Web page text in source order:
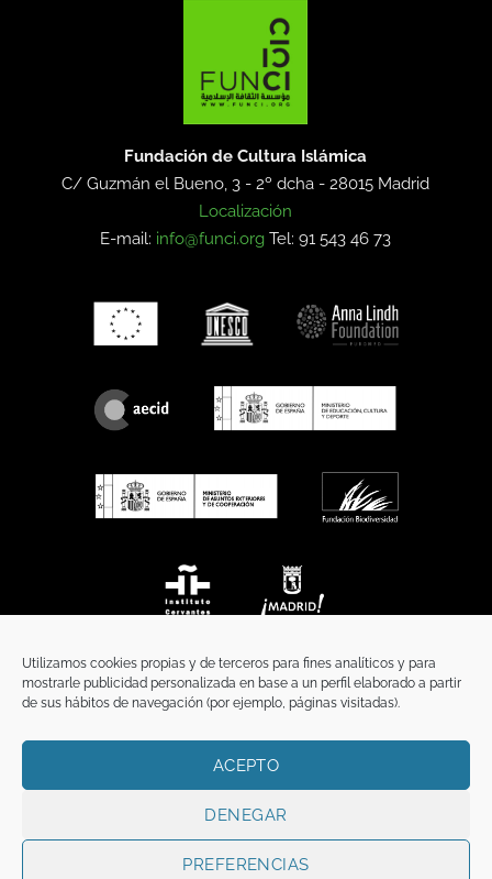
Utilizamos cookies propias y de terceros para fines analíticos y para
mostrarle publicidad personalizada en base a un perfil elaborado a partir
de sus hábitos de navegación (por ejemplo, páginas visitadas).
ACEPTO
DENEGAR
PREFERENCIAS
Fundación de Cultura Islámica
C/ Guzmán el Bueno, 3 - 2º dcha -28015 Madrid
Localización
E-mail: info@funci.org Tel: 91 543 46 73
TÉRMINOS Y CONDICIONES
Copyright 2026 ©FunciFUNCI es titular de los derechos de propiedad
intelectual e industrial de este sitio web, y es también titular o tiene la